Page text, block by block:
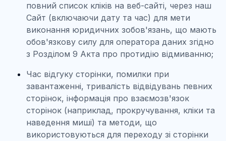
повний список кліків на веб-сайті, через наш
Сайт (включаючи дату та час) для мети
виконання юридичних зобов'язань, що мають
обов'язкову силу для оператора даних згідно
з Розділом 9 Акта про протидію відмиванню;
Час відгуку сторінки, помилки при
завантаженні, тривалість відвідувань певних
сторінок, інформація про взаємозв'язок
сторінок (наприклад, прокручування, кліки та
наведення миші) та методи, що
використовуються для переходу зі сторінки